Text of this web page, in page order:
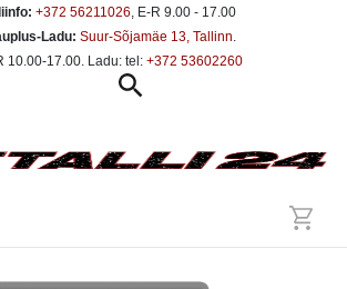
+372 56211026, E-R 9.00 - 17.00
Ladu: Suur-Sõjamäe 13, Tallinn.
10.00-17.00. Ladu: tel: +372 53602260